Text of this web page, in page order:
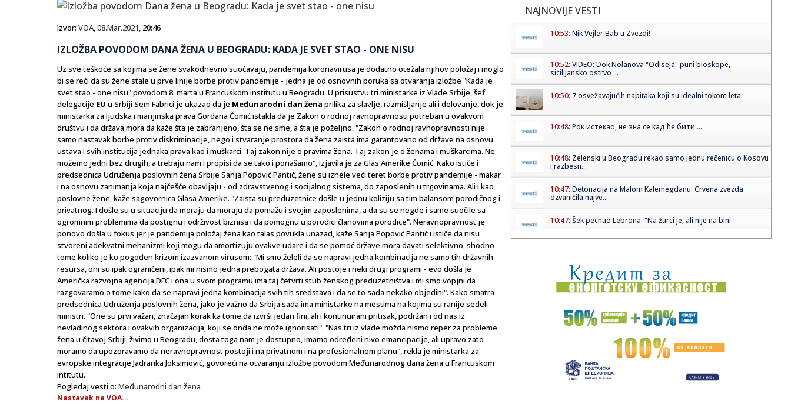
Izvor: VOA,08.Mar.2021, 20:46
IZLOŽBA POVODOM DANA ŽENA U BEOGRADU: KADA JE SVET STAO - ONE NISU
Uz sve teškoće sa kojima se žene svakodnevno suočavaju, pandemija koronavirusa je dodatno otežala njihov položaj i moglo
bi se reći da su žene stale u prve linije borbe protiv pandemije - jedna je od osnovnih poruka sa otvaranja izložbe "Kada je
svet stao - one nisu" povodom 8. marta u Francuskom institutu u Beogradu. U prisustvu tri ministarke iz Vlade Srbije, šef
delegacije EU u Srbiji Sem Fabrici je ukazao da je Međunarodni dan žena prilika za slavlje, razmišljanje ali i delovanje, dok je
ministarka za ljudska i manjinska prava Gordana Čomić istakla da je Zakon o rodnoj ravnopravnosti potreban u ovakvom
društvu i da država mora da kaže šta je zabranjeno, šta se ne sme, a šta je poželjno. "Zakon o rodnoj ravnopravnosti nije
samo nastavak borbe protiv diskriminacije, nego i stvaranje prostora da žena zaista ima garantovano od države na osnovu
ustava i svih institucija jednaka prava kao i muškarci. Taj zakon nije o pravima žena. Taj zakon je o ženama i muškarcima. Ne
možemo jedni bez drugih, a trebaju nam i propisi da se tako i ponašamo", izjavila je za Glas Amerike Čomić. Kako ističe i
predsednica Udruženja poslovnih žena Srbije Sanja Popović Pantić, žene su iznele veći teret borbe protiv pandemije - makar
i na osnovu zanimanja koja najčešće obavljaju - od zdravstvenog i socijalnog sistema, do zaposlenih u trgovinama. Ali i kao
poslovne žene, kaže sagovornica Glasa Amerike. "Zaista su preduzetnice došle u jednu koliziju sa tim balansom porodičnog i
privatnog. I došle su u situaciju da moraju da moraju da pomažu i svojim zaposlenima, a da su se negde i same suočile sa
ogromnim problemima da postignu i održivost biznisa i da pomognu u porodici članovima porodice". Neravnopravnost je
ponovo došla u fokus jer je pandemija položaj žena kao talas povukla unazad, kaže Sanja Popović Pantić i ističe da nisu
stvoreni adekvatni mehanizmi koji mogu da amortizuju ovakve udare i da se pomoć države mora davati selektivno, shodno
tome koliko je ko pogođen krizom izazvanom virusom: "Mi smo želeli da se napravi jedna kombinacija ne samo tih državnih
resursa, oni su ipak ograničeni, ipak mi nismo jedna prebogata država. Ali postoje i neki drugi programi - evo došla je
Američka razvojna agencija DFC i ona u svom programu ima taj četvrti stub ženskog preduzetništva i mi smo vopjni da
razgovaramo o tome kako da se napravi jedna kombinacija svih tih sredstava i da se to sada nekako objedini". Kako smatra
predsednica Udruženja poslovnih žena, jako je važno da Srbija sada ima ministarke na mestima na kojima su ranije sedeli
ministri. "One su prvi važan, značajan korak ka tome da izvrši jedan fini, ali i kontinuirani pritisak, podržan i od nas iz
nevladinog sektora i ovakvih organizacija, koji se onda ne može ignorisati". "Nas tri iz vlade možda nismo reper za probleme
žena u čitavoj Srbiji, živimo u Beogradu, dosta toga nam je dostupno, imamo određeni nivo emancipacije, ali upravo zato
moramo da upozoravamo da neravnopravnost postoji i na privatnom i na profesionalnom planu", rekla je ministarka za
evropske integracije Jadranka Joksimović, govoreći na otvaranju izložbe povodom Međunarodnog dana žena u Francuskom
intitutu.
Pogledaj vesti o: Međunarodni dan žena
Nastavak na VOA...
NAJNOVIJE VESTI
10:53: Nik Vejler Bab u Zvezdi!
10:52: VIDEO: Dok Nolanova "Odiseja" puni bioskope,
sicilijansko ostrvo ...
10:50: 7 osvežavajućih napitaka koji su idealni tokom leta
10:48: Рок истекао, не зна се кад ће бити ...
10:48: Zelenski u Beogradu rekao samo jednu rečenicu o Kosovu
i razbesn...
10:47: Detonacija na Malom Kalemegdanu: Crvena zvezda
ozvaničila najve...
10:47: Šek pecnuo Lebrona: "Na žurci je, ali nije na bini"
10:45:Haos u emisiji "Narod pita": Maja brutalno udarila na
Staniju, pa...
10:44:Nemački novinar ponizio Georgieva: "Drago mi je da
veruješ u sv...
Мина Станковић: Увек улазим у трку ...
10:42:FOTO, VIDEO: Kod Koloseuma otkrivena građevina iz